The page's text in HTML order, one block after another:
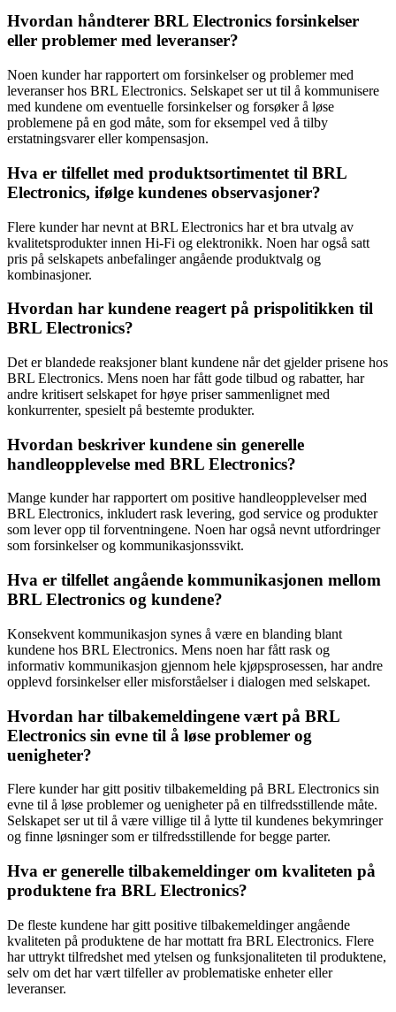
Hvordan håndterer BRL Electronics forsinkelser
eller problemer med leveranser?
Noen kunder har rapportert om forsinkelser og problemer med
leveranser hos BRL Electronics. Selskapet ser ut til å kommunisere
med kundene om eventuelle forsinkelser og forsøker å løse
problemene på en god måte, som for eksempel ved å tilby
erstatningsvarer eller kompensasjon.
Hva er tilfellet med produktsortimentet til BRL
Electronics, ifølge kundenes observasjoner?
Flere kunder har nevnt at BRL Electronics har et bra utvalg av
kvalitetsprodukter innen Hi-Fi og elektronikk. Noen har også satt
pris på selskapets anbefalinger angående produktvalg og
kombinasjoner.
Hvordan har kundene reagert på prispolitikken til
BRL Electronics?
Det er blandede reaksjoner blant kundene når det gjelder prisene hos
BRL Electronics. Mens noen har fått gode tilbud og rabatter, har
andre kritisert selskapet for høye priser sammenlignet med
konkurrenter, spesielt på bestemte produkter.
Hvordan beskriver kundene sin generelle
handleopplevelse med BRL Electronics?
Mange kunder har rapportert om positive handleopplevelser med
BRL Electronics, inkludert rask levering, god service og produkter
som lever opp til forventningene. Noen har også nevnt utfordringer
som forsinkelser og kommunikasjonssvikt.
Hva er tilfellet angående kommunikasjonen mellom
BRL Electronics og kundene?
Konsekvent kommunikasjon synes å være en blanding blant
kundene hos BRL Electronics. Mens noen har fått rask og
informativ kommunikasjon gjennom hele kjøpsprosessen, har andre
opplevd forsinkelser eller misforståelser i dialogen med selskapet.
Hvordan har tilbakemeldingene vært på BRL
Electronics sin evne til å løse problemer og
uenigheter?
Flere kunder har gitt positiv tilbakemelding på BRL Electronics sin
evne til å løse problemer og uenigheter på en tilfredsstillende måte.
Selskapet ser ut til å være villige til å lytte til kundenes bekymringer
og finne løsninger som er tilfredsstillende for begge parter.
Hva er generelle tilbakemeldinger om kvaliteten på
produktene fra BRL Electronics?
De fleste kundene har gitt positive tilbakemeldinger angående
kvaliteten på produktene de har mottatt fra BRL Electronics. Flere
har uttrykt tilfredshet med ytelsen og funksjonaliteten til produktene,
selv om det har vært tilfeller av problematiske enheter eller
leveranser.